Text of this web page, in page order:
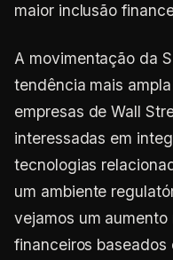
maior inclusão
A movimentação da
tendência mais
empresas de Wall
interessadas em
tecnologias
um ambiente
vejamos um
financeiros